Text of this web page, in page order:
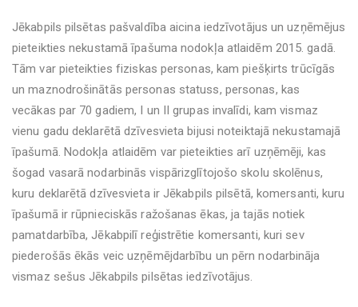
Jēkabpils pilsētas pašvaldība aicina iedzīvotājus un uzņēmējus
pieteikties nekustamā īpašuma nodokļa atlaidēm 2015. gadā.
Tām var pieteikties fiziskas personas, kam piešķirts trūcīgās
un maznodrošinātās personas statuss, personas, kas
vecākas par 70 gadiem, I un II grupas invalīdi, kam vismaz
vienu gadu deklarētā dzīvesvieta bijusi noteiktajā nekustamajā
īpašumā. Nodokļa atlaidēm var pieteikties arī uzņēmēji, kas
šogad vasarā nodarbinās vispārizglītojošo skolu skolēnus,
kuru deklarētā dzīvesvieta ir Jēkabpils pilsētā, komersanti, kuru
īpašumā ir rūpnieciskās ražošanas ēkas, ja tajās notiek
pamatdarbība, Jēkabpilī reģistrētie komersanti, kuri sev
piederošās ēkās veic uzņēmējdarbību un pērn nodarbināja
vismaz sešus Jēkabpils pilsētas iedzīvotājus.